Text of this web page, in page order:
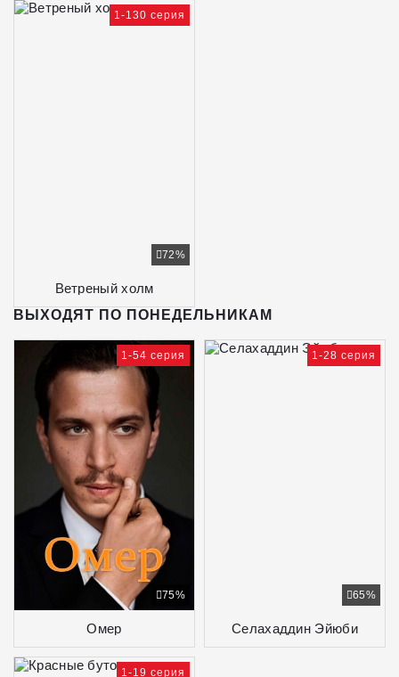
Ветреный холм
72%
1-130 серия
ВЫХОДЯТ ПО ПОНЕДЕЛЬНИКАМ
Омер
75%
1-54 серия
Селахаддин Эйюби
65%
1-28 серия
1-19 серия